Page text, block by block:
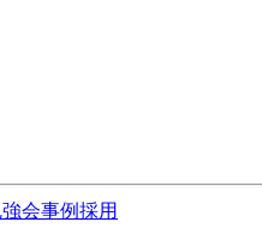
会事例採用